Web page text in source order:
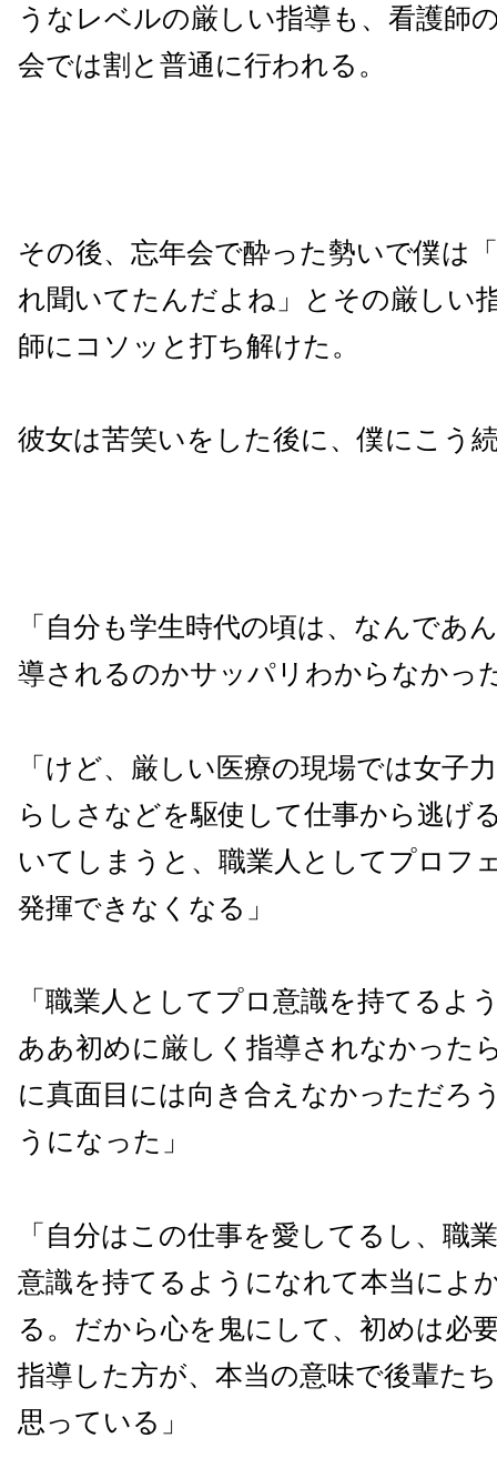
うなレベルの厳しい指導も、看護師
会では割と普通に行われる。
その後、忘年会で酔った勢いで僕は
れ聞いてたんだよね」とその厳しい
師にコソッと打ち解けた。
彼女は苦笑いをした後に、僕にこう
「自分も学生時代の頃は、なんであ
導されるのかサッパリわからなかっ
「けど、厳しい医療の現場では女子
らしさなどを駆使して仕事から逃げ
いてしまうと、職業人としてプロフ
発揮できなくなる」
「職業人としてプロ意識を持てるよ
ああ初めに厳しく指導されなかった
に真面目には向き合えなかっただろ
うになった」
「自分はこの仕事を愛してるし、職
意識を持てるようになれて本当によ
る。だから心を鬼にして、初めは必
指導した方が、本当の意味で後輩た
思っている」